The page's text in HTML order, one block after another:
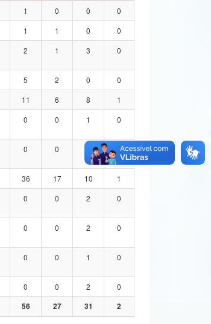
1 0 0
0
1 1 0
0
2 1 3 0
5 2 0
0
11 6 8
1
0 0 1 0
0 0 0
36 17 10
1
0 0 2 0
0 0 2 0
0 0 1 0
0 0 2
0
56 27 31 2